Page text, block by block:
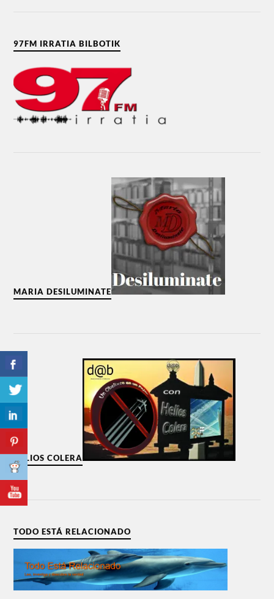
97FM IRRATIA BILBOTIK
MARIA DESILUMINATE
HELIOS COLERA
TODO ESTÁ RELACIONADO